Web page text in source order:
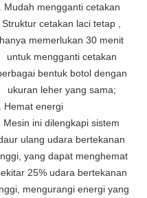
Mudah mengganti cetakan
Struktur cetakan laci tetap
hanya memerlukan 30 menit
untuk mengganti cetakan
bentuk botol dengan
ukuran leher yang sama;
Hemat energi
Mesin ini dilengkapi sistem
ulang udara bertekanan
yang dapat menghemat
25% udara bertekanan
mengurangi energi yang